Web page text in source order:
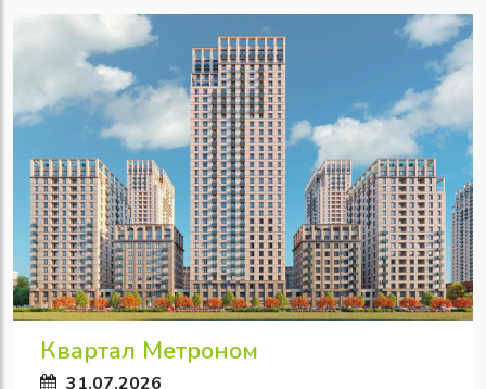
Квартал Метроном
31.07.2026